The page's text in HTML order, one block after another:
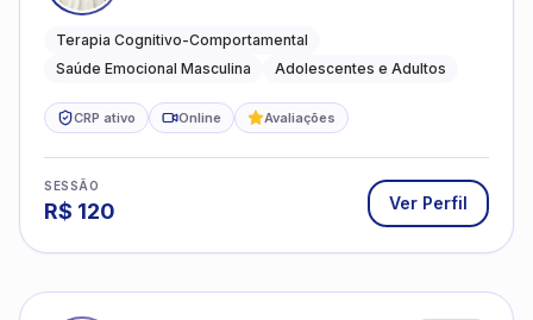
emocional
Terapia Cognitivo-Comportamental
Saúde Emocional Masculina
Adolescentes e Adultos
CRP ativo Online Avaliações
SESSÃO
R$ 120 Ver Perfil